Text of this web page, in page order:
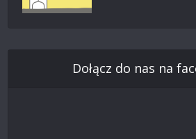
Dołącz do nas na